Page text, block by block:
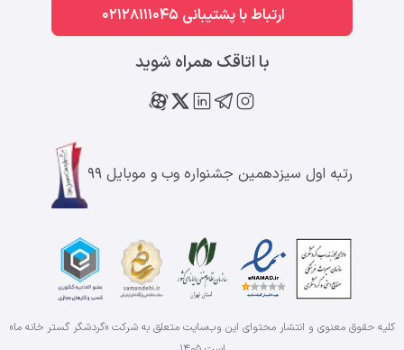
ارتباط با پشتیبانی 02128111045
با اتاقک همراه شوید
رتبه اول سیزدهمین جشنواره وب و موبایل ۹۹
کلیه حقوق معنوی و انتشار محتوای این وب‌سایت متعلق به شرکت «گردشگر گستر خانه ما»